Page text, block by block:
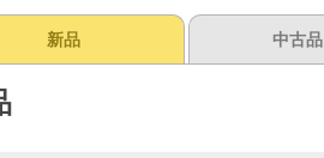
新品 中古品